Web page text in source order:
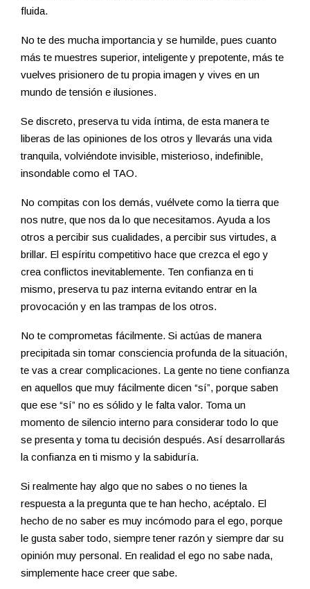
fluida.
No te des mucha importancia y se humilde, pues cuanto
más te muestres superior, inteligente y prepotente, más te
vuelves prisionero de tu propia imagen y vives en un
mundo de tensión e ilusiones.
Se discreto, preserva tu vida íntima, de esta manera te
liberas de las opiniones de los otros y llevarás una vida
tranquila, volviéndote invisible, misterioso, indefinible,
insondable como el TAO.
No compitas con los demás, vuélvete como la tierra que
nos nutre, que nos da lo que necesitamos. Ayuda a los
otros a percibir sus cualidades, a percibir sus virtudes, a
brillar. El espíritu competitivo hace que crezca el ego y
crea conflictos inevitablemente. Ten confianza en ti
mismo, preserva tu paz interna evitando entrar en la
provocación y en las trampas de los otros.
No te comprometas fácilmente. Si actúas de manera
precipitada sin tomar consciencia profunda de la situación,
te vas a crear complicaciones. La gente no tiene confianza
en aquellos que muy fácilmente dicen “sí”, porque saben
que ese “sí” no es sólido y le falta valor. Toma un
momento de silencio interno para considerar todo lo que
se presenta y toma tu decisión después. Así desarrollarás
la confianza en ti mismo y la sabiduría.
Si realmente hay algo que no sabes o no tienes la
respuesta a la pregunta que te han hecho, acéptalo. El
hecho de no saber es muy incómodo para el ego, porque
le gusta saber todo, siempre tener razón y siempre dar su
opinión muy personal. En realidad el ego no sabe nada,
simplemente hace creer que sabe.